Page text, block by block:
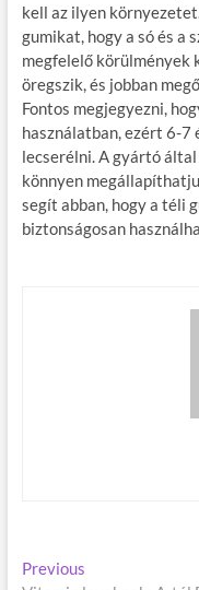
kell az ilyen
gumikat, hogy a só és a
megfelelő körülmények
öregszik, és jobban
Fontos megjegyezni,
használatban, ezért 6-7
lecserélni. A gyártó
könnyen
segít abban, hogy a téli
biztonságosan
B
Previous